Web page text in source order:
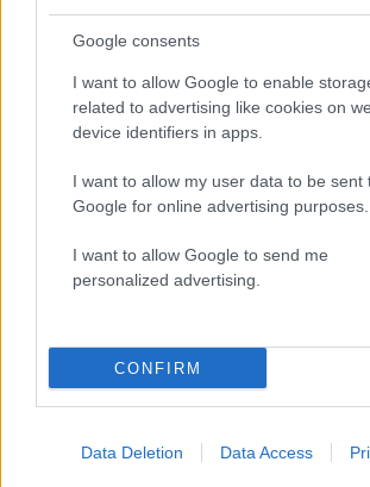
Google consents
I want to allow Google to enable
related to advertising like cookies on
device identifiers in apps.
I want to allow my user data to be sent
Google for online advertising purposes.
I want to allow Google to send me
personalized advertising.
CONFIRM
Data Deletion Data Access
Share:
Ακολουθήστε το Νewsit.gr στοGoogle
ενημερωθείτε πρώτοι για όλη την
τελευταία νέατης ημέρας
Πιο δημοφιλή
Έφυγαν οι συνεργάτες,
Καρυστιανού - Η επόμενη
«Ελπίδα για τη Δημοκρατία»
Χαλκιά: Με την «Φάμπρικα»,
κλαρίνα αποχαιρέτησαν την